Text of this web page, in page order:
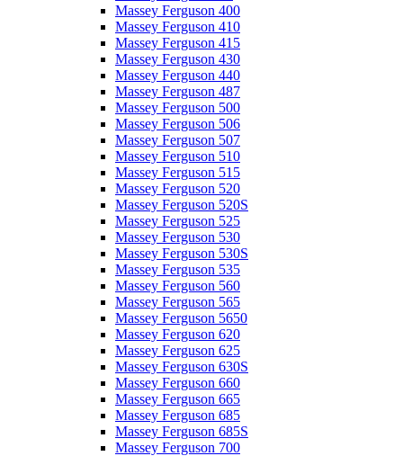
Massey Ferguson 400
Massey Ferguson 410
Massey Ferguson 415
Massey Ferguson 430
Massey Ferguson 440
Massey Ferguson 487
Massey Ferguson 500
Massey Ferguson 506
Massey Ferguson 507
Massey Ferguson 510
Massey Ferguson 515
Massey Ferguson 520
Massey Ferguson 520S
Massey Ferguson 525
Massey Ferguson 530
Massey Ferguson 530S
Massey Ferguson 535
Massey Ferguson 560
Massey Ferguson 565
Massey Ferguson 5650
Massey Ferguson 620
Massey Ferguson 625
Massey Ferguson 630S
Massey Ferguson 660
Massey Ferguson 665
Massey Ferguson 685
Massey Ferguson 685S
Massey Ferguson 700